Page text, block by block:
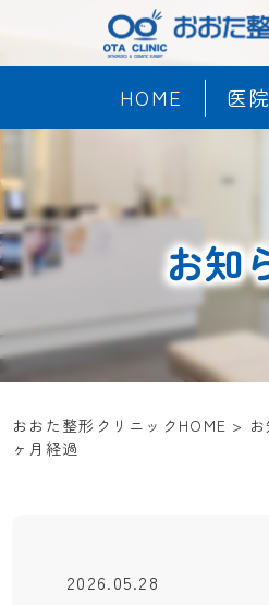
HOME 医
お知
おおた整形クリニックHOME >
ヶ月経過
2026.05.28